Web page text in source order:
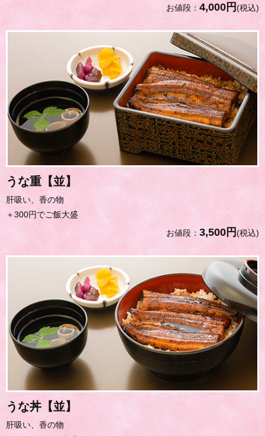
お値段： 4,000円(税込)
うな重【並】
肝吸い、香の物
＋300円でご飯大盛
お値段： 3,500円(税込)
うな丼【並】
肝吸い、香の物